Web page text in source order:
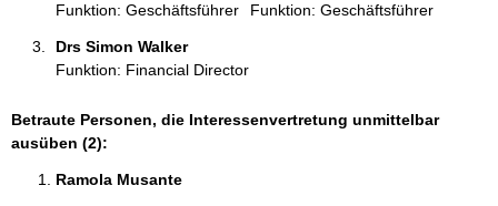
Funktion: Geschäftsführer
Funktion: Geschäftsführer
Drs Simon Walker
Funktion: Financial Director
Betraute Personen, die Interessenvertretung unmittelbar
ausüben (2):
Ramola Musante